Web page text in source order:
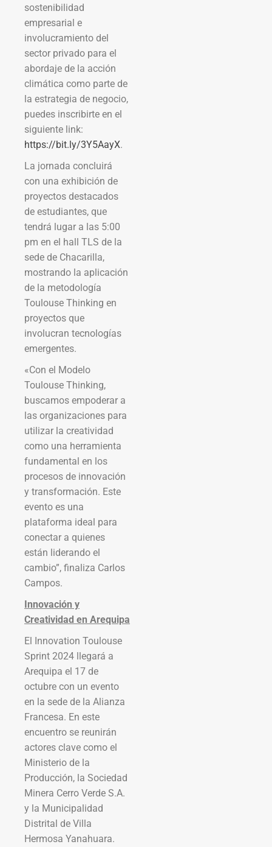
sostenibilidad
empresarial e
involucramiento del
sector privado para el
abordaje de la acción
climática como parte de
la estrategia de negocio,
puedes inscribirte en el
siguiente link:
https://bit.ly/3Y5AayX.
La jornada concluirá
con una exhibición de
proyectos destacados
de estudiantes, que
tendrá lugar a las 5:00
pm en el hall TLS de la
sede de Chacarilla,
mostrando la aplicación
de la metodología
Toulouse Thinking en
proyectos que
involucran tecnologías
emergentes.
«Con el Modelo
Toulouse Thinking,
buscamos empoderar a
las organizaciones para
utilizar la creatividad
como una herramienta
fundamental en los
procesos de innovación
y transformación. Este
evento es una
plataforma ideal para
conectar a quienes
están liderando el
cambio”, finaliza Carlos
Campos.
Innovación y
Creatividad en Arequipa
El Innovation Toulouse
Sprint 2024 llegará a
Arequipa el 17 de
octubre con un evento
en la sede de la Alianza
Francesa. En este
encuentro se reunirán
actores clave como el
Ministerio de la
Producción, la Sociedad
Minera Cerro Verde S.A.
y la Municipalidad
Distrital de Villa
Hermosa Yanahuara.